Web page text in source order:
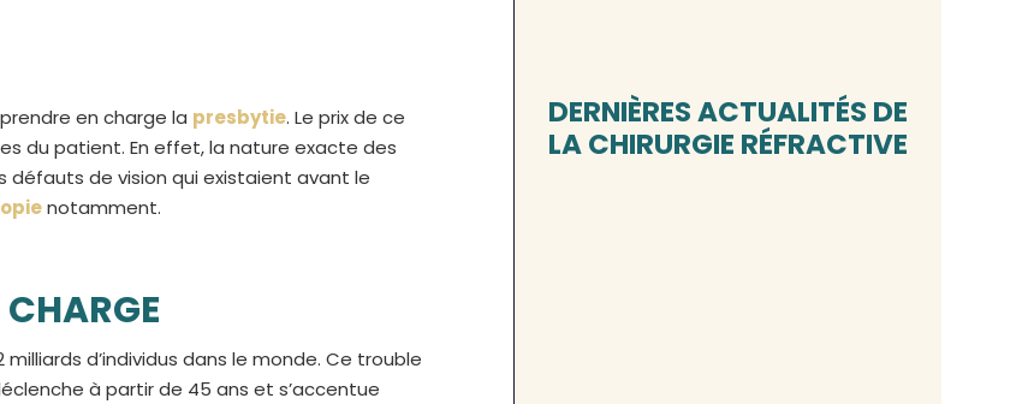
en charge la presbytie. Le prix de ce
du patient. En effet, la nature exacte des
défauts de vision qui existaient avant le
notamment.
CHARGE
d’individus dans le monde. Ce trouble
à partir de 45 ans et s’accentue
DERNIÈRES ACTUALITÉS DE
LA CHIRURGIE RÉFRACTIVE